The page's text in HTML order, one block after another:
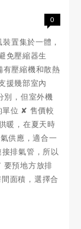
0
置集於一體，
免壓縮器生
有壓縮機和散熱
援幾部室內
別，但室外機
單位 ✘ 售價較
暖，在夏天時
供應，適合一
排氣管，所以
要預地方放排
面積，選擇合